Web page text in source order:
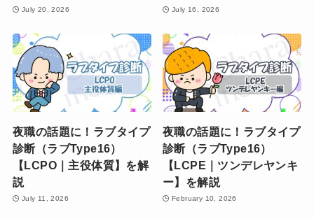
July 20, 2026 July 16, 2026
夜職の話題に！ラブタイプ
診断（ラブType16）
【LCPO｜主役体質】を解
説
July 11, 2026
夜職の話題に！ラブタイプ
診断（ラブType16）
【LCPE｜ツンデレヤンキ
ー】を解説
February 10, 2026